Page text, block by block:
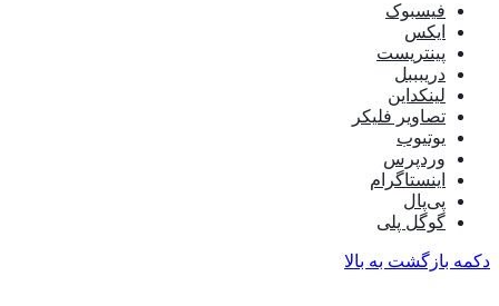
فیسبوک
ایکس
پینتریست
دریبببل
لینکداین
تصاویر فلیکر
یوتیوب
وردپرس
اینستاگرام
پی‌پال
گوگل پلی
دکمه بازگشت به بالا